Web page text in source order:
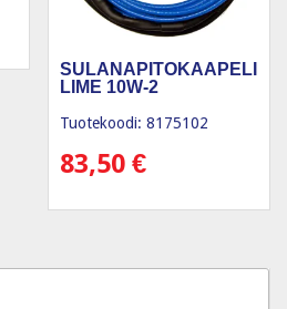
SULANAPITOKAAPELI
LIME 10W-2
Tuotekoodi: 8175102
83,50€